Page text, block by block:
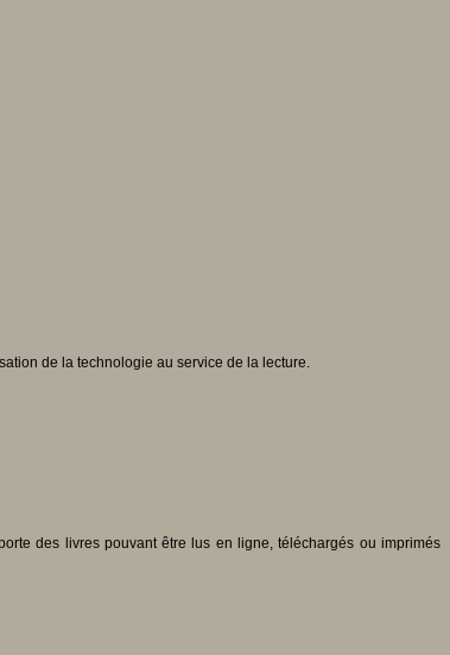
de la technologie au service de la lecture.
des livres pouvant être lus en ligne, téléchargés ou imprimés